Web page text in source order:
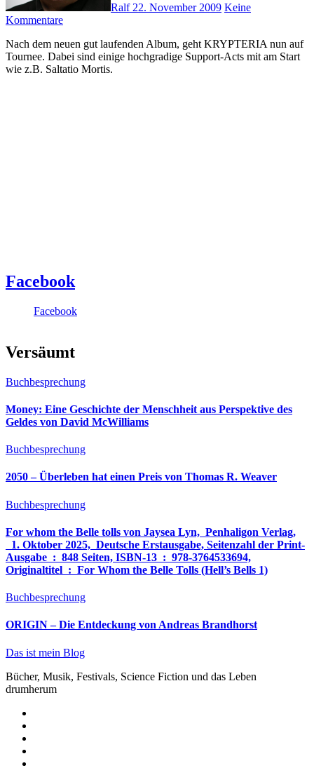
Ralf 22. November 2009 Keine
Kommentare
Nach dem neuen gut laufenden Album, geht KRYPTERIA nun auf
Tournee. Dabei sind einige hochgradige Support-Acts mit am Start
wie z.B. Saltatio Mortis.
Facebook
Facebook
Versäumt
Buchbesprechung
Money: Eine Geschichte der Menschheit aus Perspektive des
Geldes von David McWilliams
Buchbesprechung
2050 – Überleben hat einen Preis von Thomas R. Weaver
Buchbesprechung
For whom the Belle tolls von Jaysea Lyn, ‎ Penhaligon Verlag,
‎ 1. Oktober 2025, ‎ Deutsche Erstausgabe, Seitenzahl der Print-
Ausgabe ‏ : ‎ 848 Seiten, ISBN-13 ‏ : ‎ 978-3764533694,
Originaltitel ‏ : ‎ For Whom the Belle Tolls (Hell’s Bells 1)
Buchbesprechung
ORIGIN – Die Entdeckung von Andreas Brandhorst
Das ist mein Blog
Bücher, Musik, Festivals, Science Fiction und das Leben
drumherum